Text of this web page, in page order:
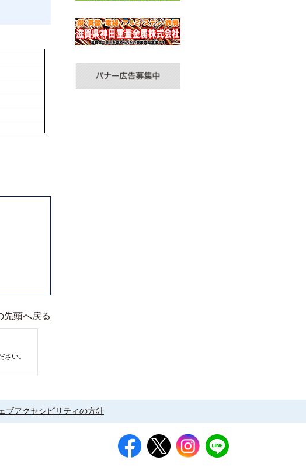
先頭へ戻る
い。
ブアクセシビリティの方針